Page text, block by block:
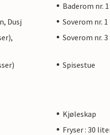
Baderom nr.
Dusj
Soverom nr.
Soverom nr.
Spisestue
Kjøleskap
Fryser : 30